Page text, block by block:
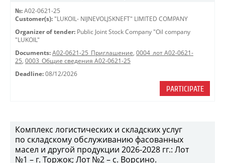
№: A02-0621-25
Customer(s): "LUKOIL- NIJNEVOLJSKNEFT" LIMITED COMPANY
Organizer of tender: Public Joint Stock Company "Oil company
"LUKOIL"
Documents: A02-0621-25_Приглашение, 0004_лот A02-0621-
25, 0003_Общие сведения A02-0621-25
Deadline: 08/12/2026
PARTICIPATE
Комплекс логистических и складских услуг
по складскому обслуживанию фасованных
масел и другой продукции 2026-2028 гг.: Лот
№1 – г. Торжок; Лот №2 – с. Ворсино.